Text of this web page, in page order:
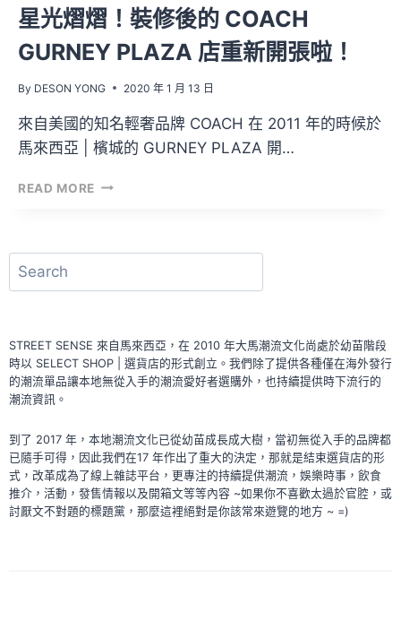
星光熠熠！裝修後的 COACH
GURNEY PLAZA 店重新開張啦！
By DESON YONG 2020 年 1 月 13 日
來自美國的知名輕奢品牌 COACH 在 2011 年的時候於
馬來西亞 | 檳城的 GURNEY PLAZA 開…
READ MORE 星
裝
後
GURNEY
PLAZA
店
開
張
啦！
搜
尋
STREET SENSE 來自馬來西亞，在 2010 年大馬潮流文化尚處於幼苗階段
時以 SELECT SHOP | 選貨店的形式創立。我們除了提供各種僅在海外發行
的潮流單品讓本地無從入手的潮流愛好者選購外，也持續提供時下流行的
潮流資訊。
到了 2017 年，本地潮流文化已從幼苗成長成大樹，當初無從入手的品牌都
已隨手可得，因此我們在17 年作出了重大的決定，那就是結束選貨店的形
式，改革成為了線上雜誌平台，更專注的持續提供潮流，娛樂時事，飲食
推介，活動，發售情報以及開箱文等等內容 ~如果你不喜歡太過於官腔，或
討厭文不對題的標題黨，那麼這裡絕對是你該常來遊覽的地方 ~ =)